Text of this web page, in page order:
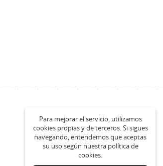
Para mejorar el servicio, utilizamos
cookies propias y de terceros. Si sigues
navegando, entendemos que aceptas
su uso según nuestra política de
cookies.